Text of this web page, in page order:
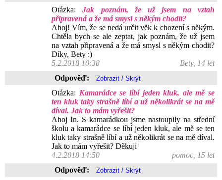
Otázka:Jak poznám, že už jsem na vztah
připravená a že má smysl s někým chodit?
Ahoj! Vím, že se nedá určit věk k chození s někým.
Chtěla bych se ale zeptat, jak poznám, že už jsem
na vztah připravená a že má smysl s někým chodit?
Díky, Bety :)
5.2.2018 10:38
Bety, 14 let
Odpověď:
Otázka: Kamarádce se líbí jeden kluk, ale mě se
ten kluk taky strašně líbí a už několikrát se na mě
díval. Jak to mám vyřešit?
Ahoj In. S kamarádkou jsme nastoupily na střední
školu a kamarádce se líbí jeden kluk, ale mě se ten
kluk taky strašně líbí a už několikrát se na mě díval.
Jak to mám vyřešit? Děkuji
4.2.2018 14:50
pomoc, 15 let
Odpověď: